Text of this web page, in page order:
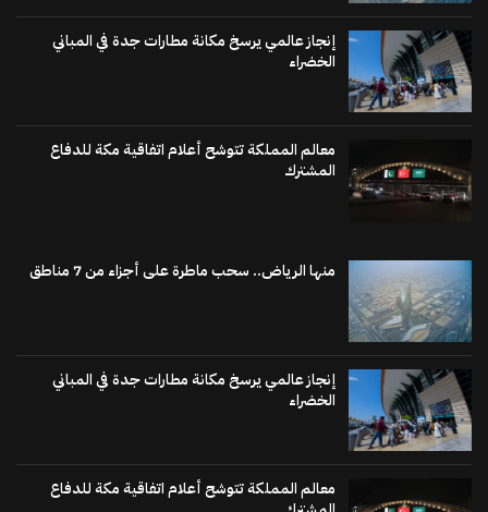
إنجاز عالمي يرسخ مكانة مطارات جدة في المباني
الخضراء
معالم المملكة تتوشح أعلام اتفاقية مكة للدفاع
المشترك
منها الرياض.. سحب ماطرة على أجزاء من 7 مناطق
إنجاز عالمي يرسخ مكانة مطارات جدة في المباني
الخضراء
معالم المملكة تتوشح أعلام اتفاقية مكة للدفاع